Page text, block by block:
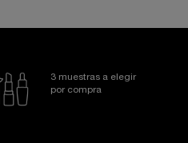
3 muestras a elegir
por compra